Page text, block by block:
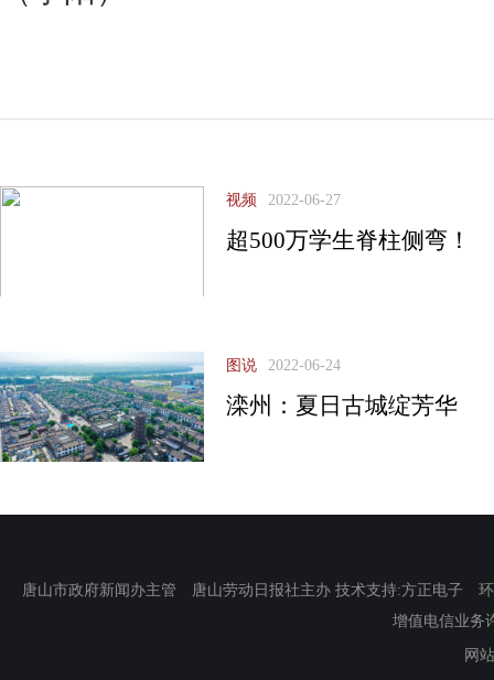
视频 2022-06-27
超500万学生脊柱侧弯！
图说 2022-06-24
滦州：夏日古城绽芳华
唐山市政府新闻办主管 唐山劳动日报社主办 技术支持:方正电子
增值电信业务
网